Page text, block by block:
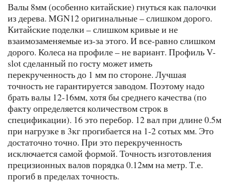
Валы 8мм (особенно китайские) гнуться как палочки
из дерева. MGN12 оригинальные – слишком дорого.
Китайские поделки – слишком кривые и не
взаимозаменяемые из-за этого. И все-равно слишком
дорого. Колеса на профиле – не вариант. Профиль V-
slot сделанный по госту может иметь
перекрученность до 1 мм по стороне. Лучшая
точность не гарантируется заводом. Поэтому надо
брать валы 12-16мм, хотя бы среднего качества (по
факту определяется количеством строк в
спецификации). 16 это перебор. 12 вал при длине 0.5м
при нагрузке в 3кг прогибается на 1-2 сотых мм. Это
достаточно точно. При это перекрученность
исключается самой формой. Точность изготовления
прецизионных валов порядка 0.12мм на метр. Т.е.
прогиб в пределах точность.